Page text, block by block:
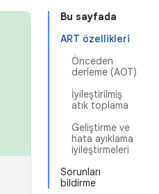
Bu sayfada
ART özellikleri
Önceden
derleme (AOT)
İyileştirilmiş
atık toplama
Geliştirme ve
hata ayıklama
iyileştirmeleri
Sorunları
bildirme